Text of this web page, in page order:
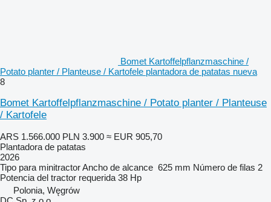
Bomet Kartoffelpflanzmaschine /
Potato planter / Planteuse / Kartofele plantadora de patatas nueva
8
Bomet Kartoffelpflanzmaschine / Potato planter / Planteuse
/ Kartofele
ARS 1.566.000 PLN 3.900 ≈ EUR 905,70
Plantadora de patatas
2026
Tipo para minitractorAncho de alcance 625 mm Número de filas 2
Potencia del tractor requerida 38 Hp
Polonia, Węgrów